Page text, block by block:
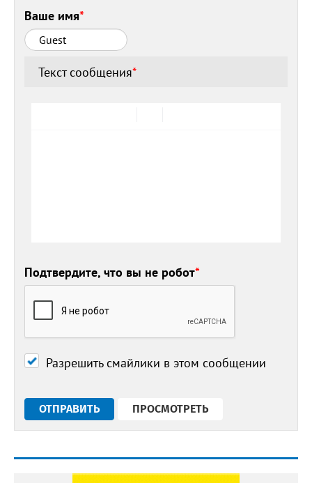
Ваше имя*
Текст сообщения*
Подтвердите, что вы не робот*
Разрешить смайлики в этом сообщении